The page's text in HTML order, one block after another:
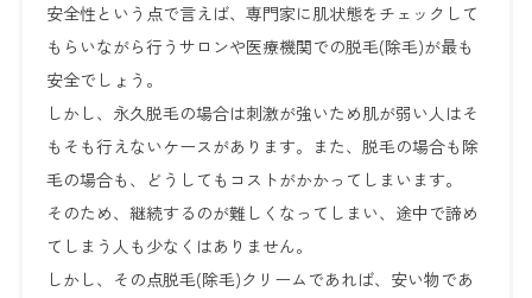
安全性という点で言えば、専門家に肌状態をチェックして
もらいながら行うサロンや医療機関での脱毛(除毛)が最も
安全でしょう。
しかし、永久脱毛の場合は刺激が強いため肌が弱い人はそ
もそも行えないケースがあります。また、脱毛の場合も除
毛の場合も、どうしてもコストがかかってしまいます。
そのため、継続するのが難しくなってしまい、途中で諦め
てしまう人も少なくはありません。
しかし、その点脱毛(除毛)クリームであれば、安い物であ